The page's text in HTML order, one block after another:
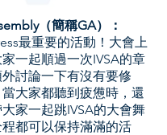
（簡稱GA）：
最重要的活動！大會上
一起順過一次IVSA的章
討論一下有沒有要修
大家都聽到疲憊時，還
家一起跳IVSA的大會舞
都可以保持滿滿的活